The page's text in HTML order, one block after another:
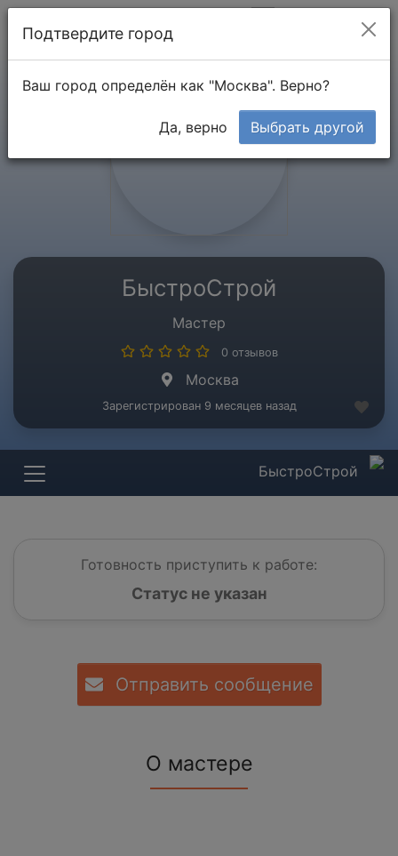
БыстроСтрой
Мастер
0 отзывов
Москва
Зарегистрирован 9 месяцев назад
БыстроСтрой
Готовность приступить к работе:
Статус не указан
Отправить сообщение
О мастере
Подтвердите город
Ваш город определён как "Москва". Верно?
Да, верно Выбрать другой